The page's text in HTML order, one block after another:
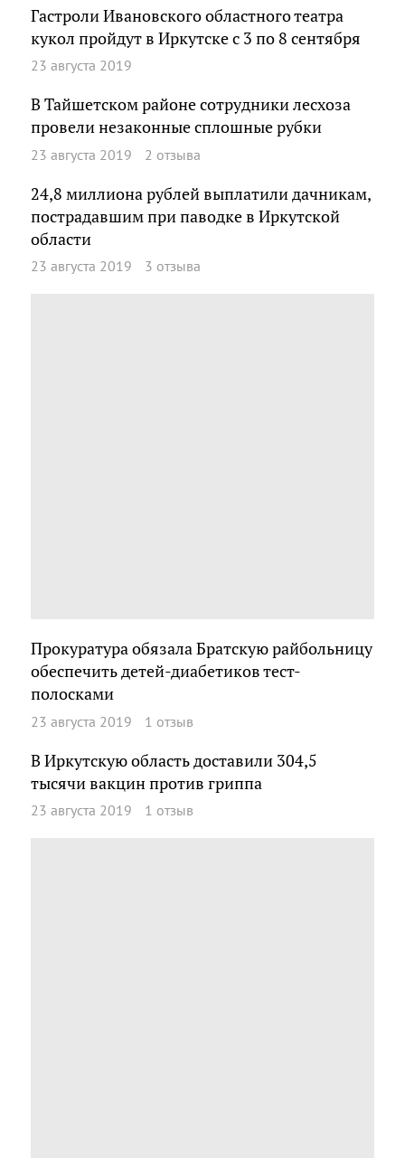
Гастроли Ивановского областного театра
кукол пройдут в Иркутске с 3 по 8 сентября
23 августа 2019
В Тайшетском районе сотрудники лесхоза
провели незаконные сплошные рубки
23 августа 2019 2 отзыва
24,8 миллиона рублей выплатили дачникам,
пострадавшим при паводке в Иркутской
области
23 августа 2019 3 отзыва
Прокуратура обязала Братскую райбольницу
обеспечить детей-диабетиков тест-
полосками
23 августа 2019 1 отзыв
В Иркутскую область доставили 304,5
тысячи вакцин против гриппа
23 августа 2019 1 отзыв